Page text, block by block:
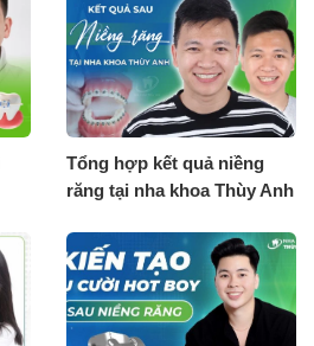
Tổng hợp kết quả niềng
răng tại nha khoa Thùy Anh